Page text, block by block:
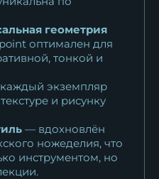
геометрия
оптимален для
тонкой и
экземпляр
и рисунку
— вдохновлён
ножеделия, что
инструментом, но